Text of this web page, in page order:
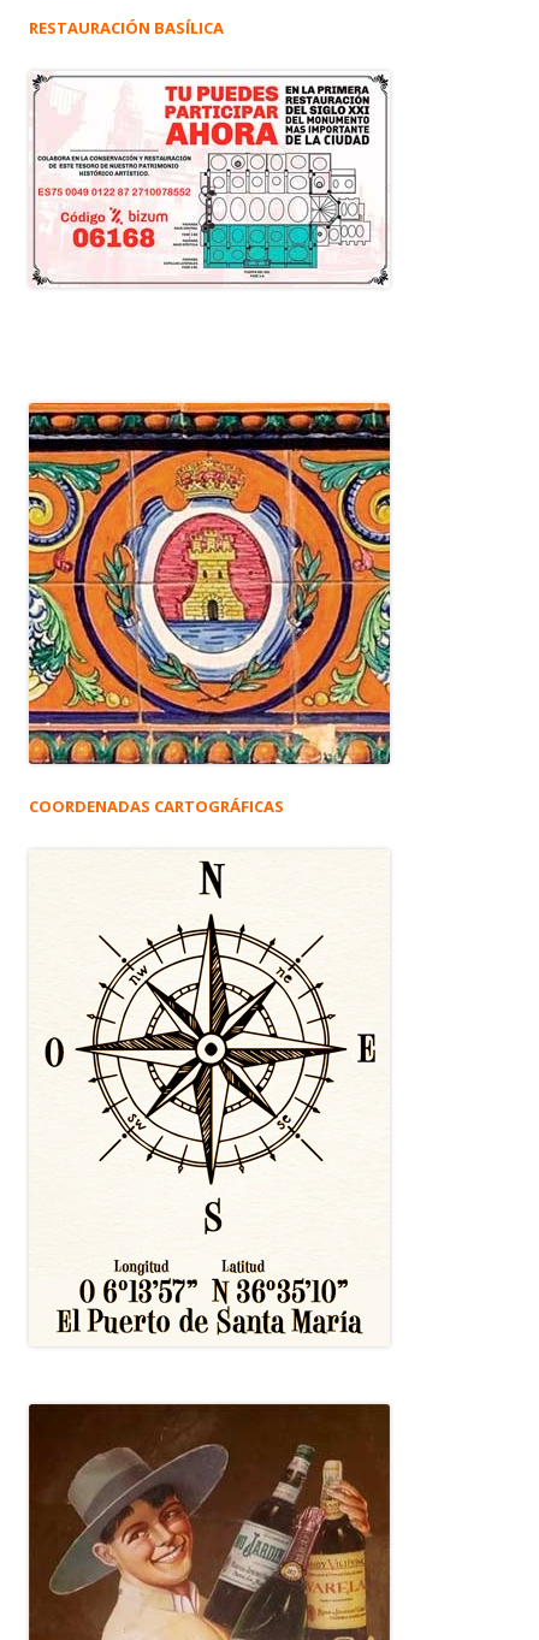
RESTAURACIÓN BASÍLICA
COORDENADAS CARTOGRÁFICAS